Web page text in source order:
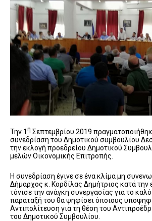
Την 1 η Σεπτεμβρίου 2019
συνεδρίαση του Δημοτικού συμβουλίου
την εκλογή προεδρείου Δημοτικού
μελών Οικονομικής Επιτροπής.
Η συνεδρίαση έγινε σε ένα κλίμα μη
Δήμαρχος κ. Κορδίλας Δημήτριος κατά την
τόνισε την ανάγκη συνεργασίας για το
παράταξή του θα ψηφίσει όποιους
Αντιπολίτευση για τη θέση του
του Δημοτικού Συμβουλίου.